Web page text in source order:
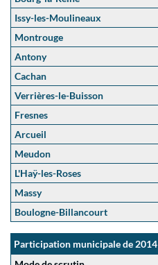
Issy-les-Moulineaux
Montrouge
Antony
Cachan
Verrières-le-Buisson
Fresnes
Arcueil
Meudon
L'Haÿ-les-Roses
Massy
Boulogne-Billancourt
Participation municipale de 2014